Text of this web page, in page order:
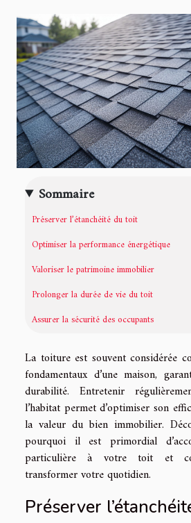
Sommaire
Préserver l’étanchéité du toit
Optimiser la performance énergétique
Valoriser le patrimoine immobilier
Prolonger la durée de vie du toit
Assurer la sécurité des occupants
La toiture est souvent considérée
fondamentaux d’une maison,
durabilité. Entretenir
l’habitat permet d’optimiser son
la valeur du bien immobilier.
pourquoi il est primordial
particulière à votre toit et
transformer votre quotidien.
Préserver